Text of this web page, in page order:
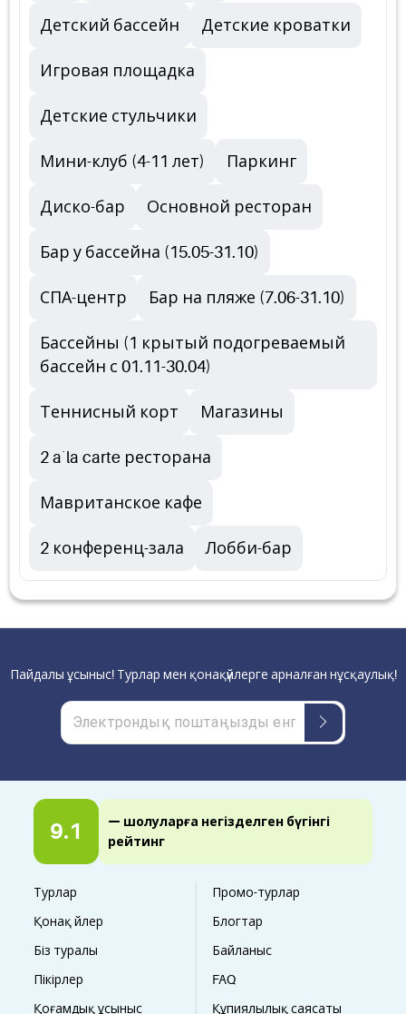
Детский бассейн Детские кроватки
Игровая площадка
Детские стульчики
Мини-клуб (4-11 лет) Паркинг
Диско-бар Основной ресторан
Бар у бассейна (15.05-31.10)
СПА-центр Бар на пляже (7.06-31.10)
Бассейны (1 крытый подогреваемый
бассейн с 01.11-30.04)
Теннисный корт Магазины
2 a`la carte ресторана
Мавританское кафе
2 конференц-зала Лобби-бар
9.1
— шолуларға негізделген бүгінгі
рейтинг
Турлар
Промо-турлар
Қонақ үйлер
Блогтар
Біз туралы
Байланыс
Пікірлер
FAQ
Қоғамдық ұсыныс
Құпиялылық саясаты
Пайдалы ұсыныс! Турлар мен қонақүйлерге арналған нұсқаулық!